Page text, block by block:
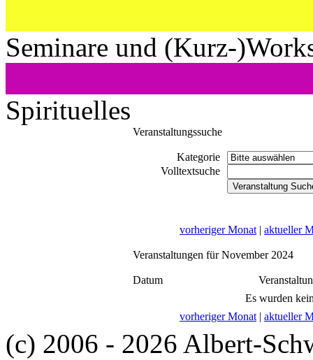
Seminare und (Kurz-
Spirituelles
Veranstaltungssuche
Kategorie
Volltextsuche
vorheriger Monat | aktueller
Veranstaltungen für November 2024
Datum
Es wurden
vorheriger Monat | aktueller
(c) 2006 - 2026 Albert-